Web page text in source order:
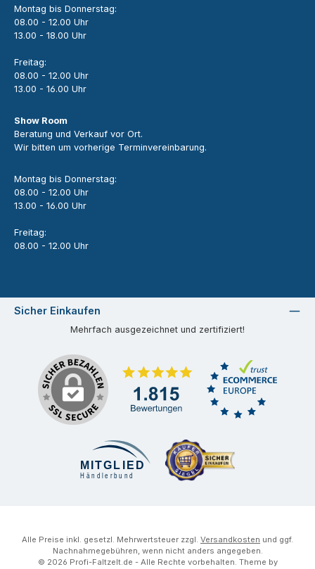
Montag bis Donnerstag:
08.00 - 12.00 Uhr
13.00 - 18.00 Uhr
Freitag:
08.00 - 12.00 Uhr
13.00 - 16.00 Uhr
Show Room
Beratung und Verkauf vor Ort.
Wir bitten um vorherige Terminvereinbarung.
Montag bis Donnerstag:
08.00 - 12.00 Uhr
13.00 - 16.00 Uhr
Freitag:
08.00 - 12.00 Uhr
Sicher Einkaufen
Mehrfach ausgezeichnet und zertifiziert!
Alle Preise inkl. gesetzl. Mehrwertsteuer zzgl. Versandkosten und ggf.
Nachnahmegebühren, wenn nicht anders angegeben.
© 2026 Profi-Faltzelt.de - Alle Rechte vorbehalten. Theme by